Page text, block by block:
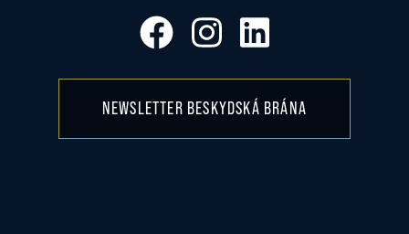
NEWSLETTER BESKYDSKÁ BRÁNA